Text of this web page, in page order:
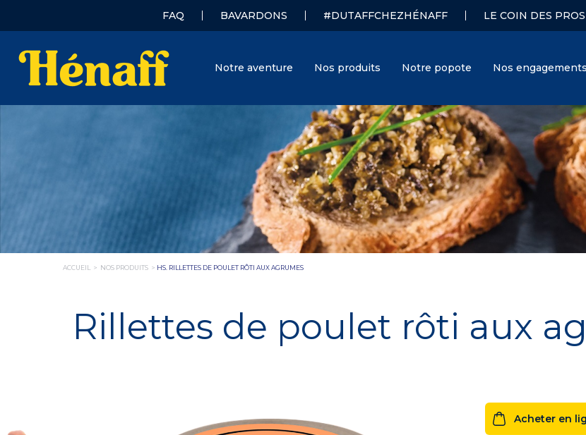
FAQ BAVARDONS #DUTAFFCHEZHÉNAFF LE COIN DES PROS
Notre aventure Nos produits
Hénaff J.
Notre popote Nos engagements
ACCUEIL > NOS PRODUITS > HS. RILLETTES DE POULET RÔTI AUX AGRUMES
Rillettes de poulet rôti aux
Acheter en